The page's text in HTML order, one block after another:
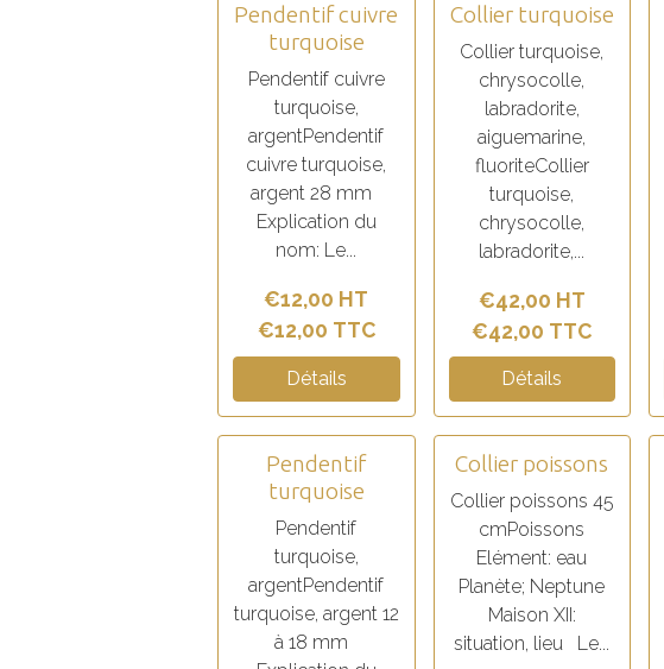
Pendentif cuivre
turquoise
Pendentif cuivre
turquoise,
argentPendentif
cuivre turquoise,
argent 28 mm
Explication du
nom: Le...
€12,00 HT
€12,00 TTC
Détails
Collier turquoise
Collier turquoise,
chrysocolle,
labradorite,
aiguemarine,
fluoriteCollier
turquoise,
chrysocolle,
labradorite,...
€42,00 HT
€42,00 TTC
Détails
Pendentif
turquoise
Pendentif
turquoise,
argentPendentif
turquoise, argent 12
à 18 mm
Collier poissons
Collier poissons 45
cmPoissons
Elément: eau
Planète; Neptune
Maison XII:
situation, lieu Le...